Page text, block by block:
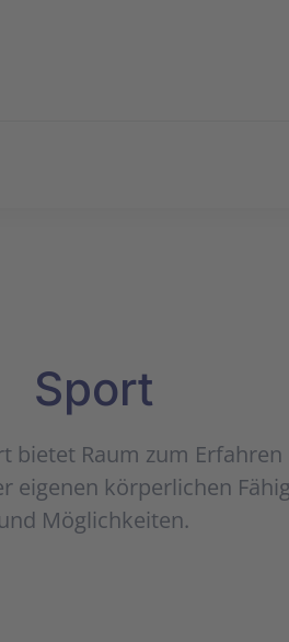
Sport
biet­et Raum zum Er­fahr­en
ei­ge­nen kör­per­li­chen
und Mög­lich­kei­ten.